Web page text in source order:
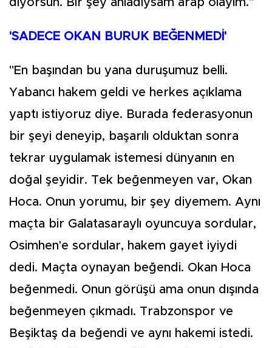
'SADECE OKAN BURUK BEĞENMEDİ'
"En başından bu yana duruşumuz belli.
Yabancı hakem geldi ve herkes açıklama
yaptı istiyoruz diye. Burada federasyonun
bir şeyi deneyip, başarılı olduktan sonra
tekrar uygulamak istemesi dünyanın en
doğal şeyidir. Tek beğenmeyen var, Okan
Hoca. Onun yorumu, bir şey diyemem. Aynı
maçta bir Galatasaraylı oyuncuya sordular,
Osimhen'e sordular, hakem gayet iyiydi
dedi. Maçta oynayan beğendi. Okan Hoca
beğenmedi. Onun görüşü ama onun dışında
beğenmeyen çıkmadı. Trabzonspor ve
Beşiktaş da beğendi ve aynı hakemi istedi.